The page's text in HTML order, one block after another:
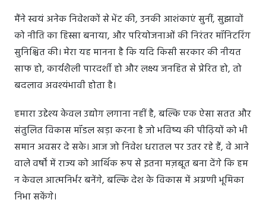
मैंने स्वयं अनेक निवेशकों से भेंट की, उनकी आशंकाएं सुनीं, सुझावों
को नीति का हिस्सा बनाया, और परियोजनाओं की निरंतर मॉनिटरिंग
सुनिश्चित की। मेरा यह मानना है कि यदि किसी सरकार की नीयत
साफ हो, कार्यशैली पारदर्शी हो और लक्ष्य जनहित से प्रेरित हो, तो
बदलाव अवश्यंभावी होता है।
हमारा उद्देश्य केवल उद्योग लगाना नहीं है, बल्कि एक ऐसा सतत और
संतुलित विकास मॉडल खड़ा करना है जो भविष्य की पीढ़ियों को भी
समान अवसर दे सके। आज जो निवेश धरातल पर उतर रहे हैं, वे आने
वाले वर्षों में राज्य को आर्थिक रूप से इतना मज़बूत बना देंगे कि हम
न केवल आत्मनिर्भर बनेंगे, बल्कि देश के विकास में अग्रणी भूमिका
निभा सकेंगे।